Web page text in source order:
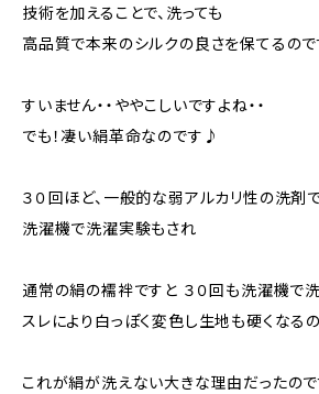
技術を加えることで、洗っても
高品質で本来のシルクの良さを保てるので
すいません・・ややこしいですよね・・
でも！凄い絹革命なのです♪
３０回ほど、一般的な弱アルカリ性の洗剤
洗濯機で洗濯実験もされ
通常の絹の襦袢ですと ３０回も洗濯機で
スレにより白っぽく変色し生地も硬くなる
これが絹が洗えない大きな理由だったの